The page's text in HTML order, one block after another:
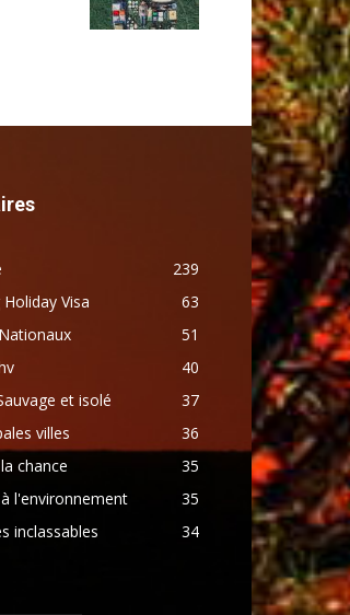
239
Visa
63
51
40
et isolé
37
villes
36
chance
35
l'environnement
35
inclassables
34